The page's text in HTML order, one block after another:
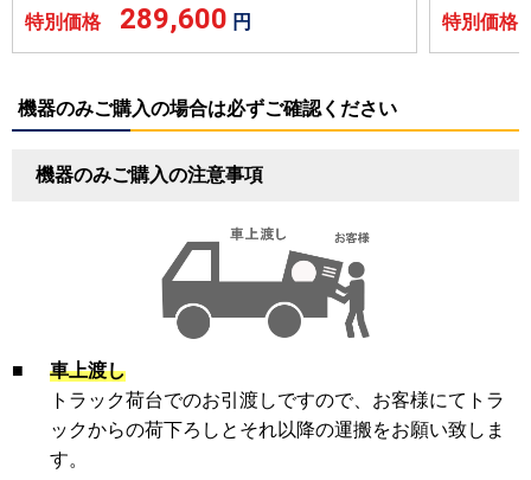
特別価格 289,600 円
特別価
機器のみご購入の場合は必ずご確認ください
機器のみご購入の注意事項
■
車上渡し
トラック荷台でのお引渡しですので、お客様にてトラ
ックからの荷下ろしとそれ以降の運搬をお願い致しま
す。